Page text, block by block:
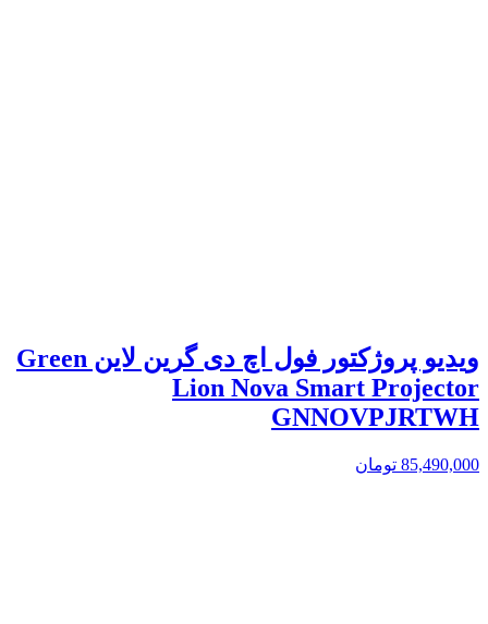
ویدیو پروژکتور فول اچ دی گرین لاین Green
Lion Nova Smart Projector
GNNOVPJRTWH
85,490,000 تومان